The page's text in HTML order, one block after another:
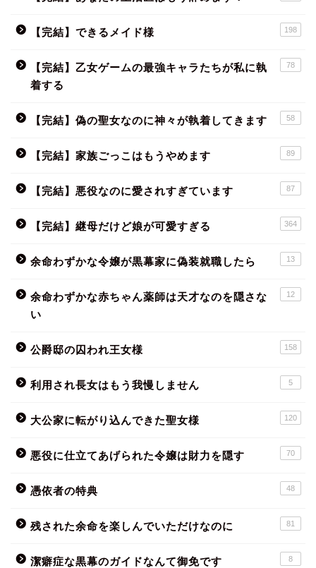
【完結】できるメイド様 198
【完結】乙女ゲームの最強キャラたちが私に執
着する
78
【完結】偽の聖女なのに神々が執着してきます 58
【完結】家族ごっこはもうやめます 89
【完結】悪役なのに愛されすぎています 87
【完結】継母だけど娘が可愛すぎる 364
余命わずかな令嬢が黒幕家に偽装就職したら 13
余命わずかな赤ちゃん薬師は天才なのを隠さな
い
12
公爵邸の囚われ王女様 158
利用され長女はもう我慢しません 5
大公家に転がり込んできた聖女様 120
悪役に仕立てあげられた令嬢は財力を隠す 70
憑依者の特典 48
残された余命を楽しんでいただけなのに 81
潔癖症な黒幕のガイドなんて御免です 8